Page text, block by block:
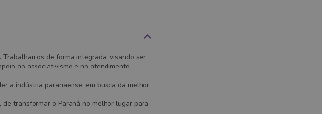
de forma integrada, visando ser
ao associativismo e no atendimento
a indústria paranaense, em busca da melhor
transformar o Paraná no melhor lugar para